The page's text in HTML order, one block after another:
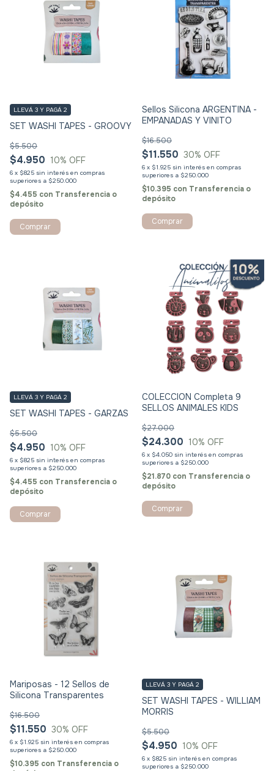
SET WASHI TAPES - GROOVY
$4.950
$5.500
10% OFF
6 x $825 sin interés
LLEVÁ 3 Y PAGÁ 2
$4.455 con Transferencia o
depósito
Sellos Silicona ARGENTINA -
EMPANADAS Y VINITO
$11.550
$16.500
30% OFF
6 x $1.925 sin interés
$10.395 con Transferencia o
depósito
SET WASHI TAPES - GARZAS
$4.950
$5.500
10% OFF
6 x $825 sin interés
LLEVÁ 3 Y PAGÁ 2
$4.455 con Transferencia o
depósito
COLECCION Completa 9
SELLOS ANIMALES KIDS
$24.300
$27.000
10% OFF
6 x $4.050 sin interés
$21.870 con Transferencia o
depósito
Mariposas - 12 Sellos de
Silicona Transparentes
$11.550
$16.500
30% OFF
6 x $1.925 sin interés
$10.395 con Transferencia o
SET WASHI TAPES - WILLIAM
MORRIS
$4.950
$5.500
10% OFF
6 x $825 sin interés
LLEVÁ 3 Y PAGÁ 2